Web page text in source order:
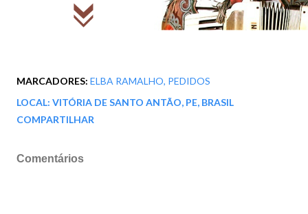
MARCADORES: ELBA RAMALHO PEDIDOS
LOCAL: VITÓRIA DE SANTO ANTÃO, PE, BRASIL
COMPARTILHAR
Comentários